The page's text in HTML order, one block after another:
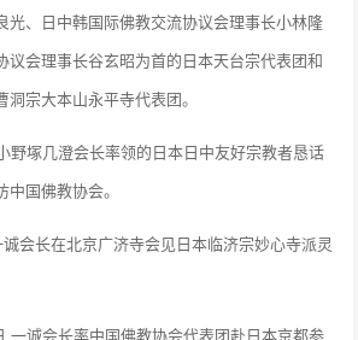
光、日中韩国际佛教交流协议会理事长小林隆
议会理事长谷玄昭为首的日本天台宗代表团和
宗大本山永平寺代表团。
塚几澄会长率领的日本日中友好宗教者恳话
国佛教协会。
长在北京广济寺会见日本临济宗妙心寺派灵
诚会长率中国佛教协会代表团赴日本京都参